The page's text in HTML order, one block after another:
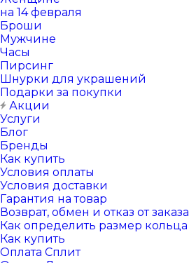
на 14 февраля
Броши
Мужчине
Часы
Пирсинг
Шнурки для украшений
Подарки за покупки
Акции
Услуги
Блог
Бренды
Как купить
Условия оплаты
Условия доставки
Гарантия на товар
Возврат, обмен и отказ от заказа
Как определить размер кольца
Как купить
Оплата Сплит